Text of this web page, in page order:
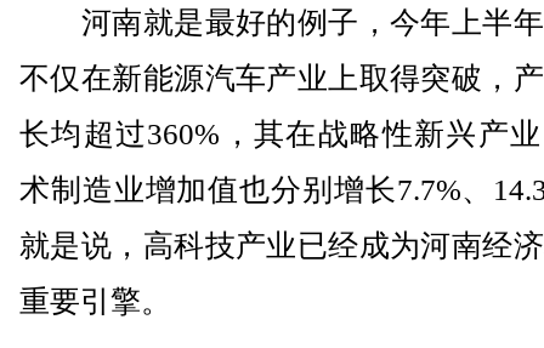
河南就是最好的例子，今年上半
不仅在新能源汽车产业上取得突破，
长均超过360%，其在战略性新兴产
术制造业增加值也分别增长7.7%、
就是说，高科技产业已经成为河南经
重要引擎。